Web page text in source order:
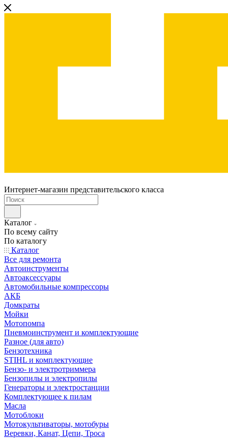
Интернет-магазин представительского класса
Каталог
По всему сайту
По каталогу
Каталог
Все для ремонта
Автоинструменты
Автоаксессуары
Автомобильные компрессоры
АКБ
Домкраты
Мойки
Мотопомпа
Пневмоинструмент и комплектующие
Разное (для авто)
Бензотехника
STIHL и комплектующие
Бензо- и электротриммера
Бензопилы и электропилы
Генераторы и электростанции
Комплектующее к пилам
Масла
Мотоблоки
Мотокультиваторы, мотобуры
Веревки, Канат, Цепи, Троса